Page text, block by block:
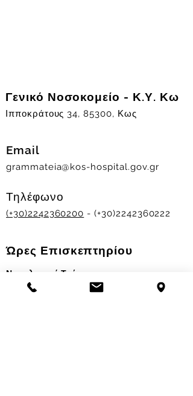
Γενικό Νοσοκομείο - Κ.Υ. Κω
Ιπποκράτους 34, 85300, Κως
Email
grammateia@kos-hospital.gov.gr
Τηλέφωνο
(+30)2242360200 - (+30)2242360222
Ώρες Επισκεπτηρίου
Νοσηλευτικά Τμήματα
Χειμερινό ωράριο: 11.00-13.00
17.30-19.30